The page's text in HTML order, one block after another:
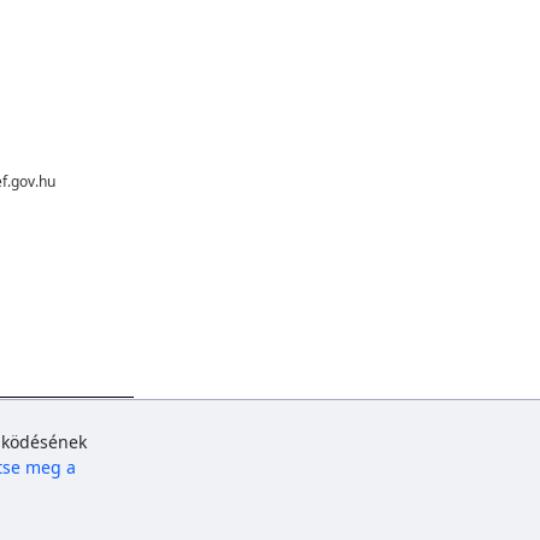
meg a